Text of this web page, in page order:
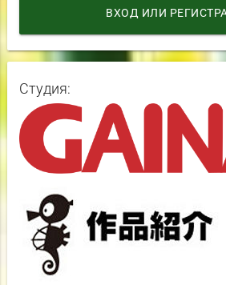
ВХОД ИЛИ
Студия: